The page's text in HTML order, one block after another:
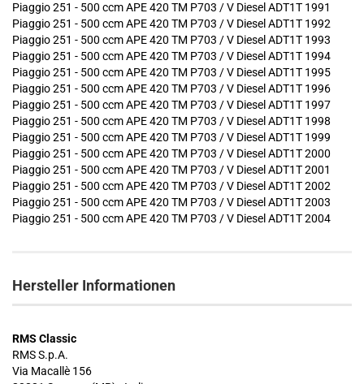
Piaggio 251 - 500 ccm APE 420 TM P703 / V Diesel ADT1T 1991
Piaggio 251 - 500 ccm APE 420 TM P703 / V Diesel ADT1T 1992
Piaggio 251 - 500 ccm APE 420 TM P703 / V Diesel ADT1T 1993
Piaggio 251 - 500 ccm APE 420 TM P703 / V Diesel ADT1T 1994
Piaggio 251 - 500 ccm APE 420 TM P703 / V Diesel ADT1T 1995
Piaggio 251 - 500 ccm APE 420 TM P703 / V Diesel ADT1T 1996
Piaggio 251 - 500 ccm APE 420 TM P703 / V Diesel ADT1T 1997
Piaggio 251 - 500 ccm APE 420 TM P703 / V Diesel ADT1T 1998
Piaggio 251 - 500 ccm APE 420 TM P703 / V Diesel ADT1T 1999
Piaggio 251 - 500 ccm APE 420 TM P703 / V Diesel ADT1T 2000
Piaggio 251 - 500 ccm APE 420 TM P703 / V Diesel ADT1T 2001
Piaggio 251 - 500 ccm APE 420 TM P703 / V Diesel ADT1T 2002
Piaggio 251 - 500 ccm APE 420 TM P703 / V Diesel ADT1T 2003
Piaggio 251 - 500 ccm APE 420 TM P703 / V Diesel ADT1T 2004
Hersteller Informationen
RMS Classic
RMS S.p.A.
Via Macallè 156